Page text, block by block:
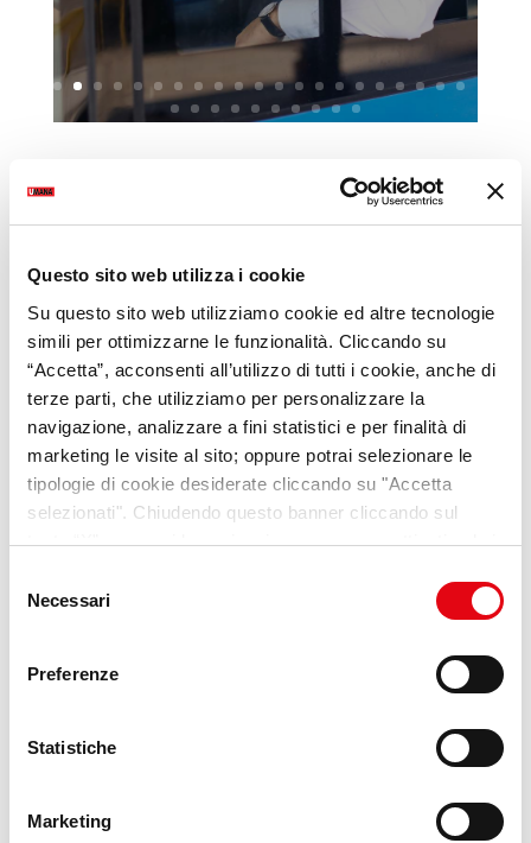
Questo sito web utilizza i cookie
Su questo sito web utilizziamo cookie ed altre tecnologie
simili per ottimizzarne le funzionalità. Cliccando su
“Accetta”, acconsenti all’utilizzo di tutti i cookie, anche di
terze parti, che utilizziamo per personalizzare la
navigazione, analizzare a fini statistici e per finalità di
marketing le visite al sito; oppure potrai selezionare le
tipologie di cookie desiderate cliccando su "Accetta
selezionati". Chiudendo questo banner cliccando sul
tasto “X” prosegui la navigazione e saranno attivati solo i
modificare le tue preferenze in ogni momento mediante il
link “Impostazione dei cookie” a fine pagina. Per ulteriori
Cookie
Policy.
delNecessari
Preferenze
Statistiche
Marketing
YUMANA
La nostra nuova piattaforma dedicata ai
trend e alle opportunità per i giovani